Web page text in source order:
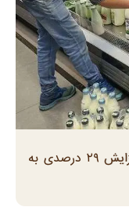
هفته گذشته نیز قیمت شیر خام با افزایش ۲۹ درصدی به